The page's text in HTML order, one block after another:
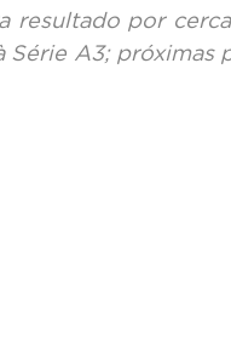
resultado por
A3; próximas